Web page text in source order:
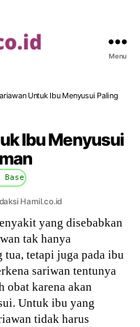
Menu
Untuk Ibu Menyusui Paling
Ibu Menyusui
Hamil.co.id
yang disebabkan
tak hanya
tua, tetapi juga pada ibu
sariwan tentunya
obat karena akan
Untuk ibu yang
tidak harus